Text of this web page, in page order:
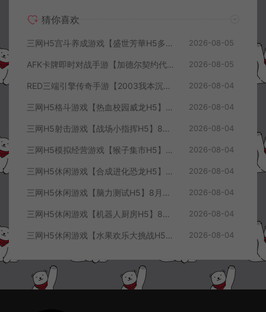
猜你喜欢
三网H5宫斗养成游戏【盛世芳華H5多区跨服代金券内购优化版】8月最新整理Linux手工服务端+CDK授权后台+全资源安卓+详细搭建教程+视频教程 2026-08-05
AFK卡牌即时对战手游【加德尔契约代金券内购修复版】8月最新整理Linux手工服务端+前后端全套源码+CDK授权后台+安卓苹果双端+详细搭建教程+视频教程 2026-08-05
RED三端引擎传奇手游【2003我本沉默三职业】8月最新整理Win一键服务端+PC安卓+详细搭建教程 2026-08-04
三网H5格斗游戏【热血校园威龙H5】8月最新整理Linux手工服务端+Win一键服务端+解压即玩+简易安卓客户端+详细搭建教程 2026-08-04
三网H5射击游戏【战场小指挥H5】8月最新整理Linux手工服务端+Win一键服务端+解压即玩+简易安卓客户端+详细搭建教程 2026-08-04
三网H5模拟经营游戏【猴子集市H5】8月最新整理Linux手工服务端+Win一键服务端+解压即玩+简易安卓客户端+详细搭建教程 2026-08-04
三网H5休闲游戏【合成进化恐龙H5】8月最新整理Linux手工服务端+Win一键服务端+解压即玩+简易安卓客户端+详细搭建教程 2026-08-04
三网H5休闲游戏【脑力测试H5】8月最新整理Linux手工服务端+Win一键服务端+解压即玩+简易安卓客户端+详细搭建教程 2026-08-04
三网H5休闲游戏【机器人厨房H5】8月最新整理Linux手工服务端+Win一键服务端+解压即玩+简易安卓客户端+详细搭建教程 2026-08-04
三网H5休闲游戏【水果欢乐大挑战H5】8月最新整理Linux手工服务端+Win一键服务端+解压即玩+简易安卓客户端+详细搭建教程 2026-08-04